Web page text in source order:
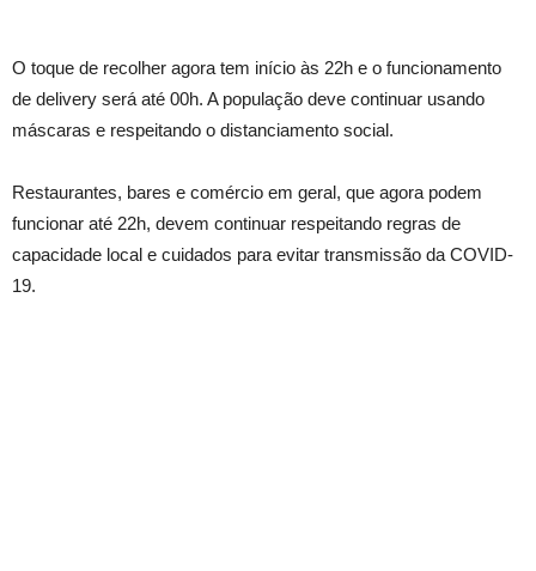
O toque de recolher agora tem início às 22h e o funcionamento
de delivery será até 00h. A população deve continuar usando
máscaras e respeitando o distanciamento social.
Restaurantes, bares e comércio em geral, que agora podem
funcionar até 22h, devem continuar respeitando regras de
capacidade local e cuidados para evitar transmissão da COVID-
19.